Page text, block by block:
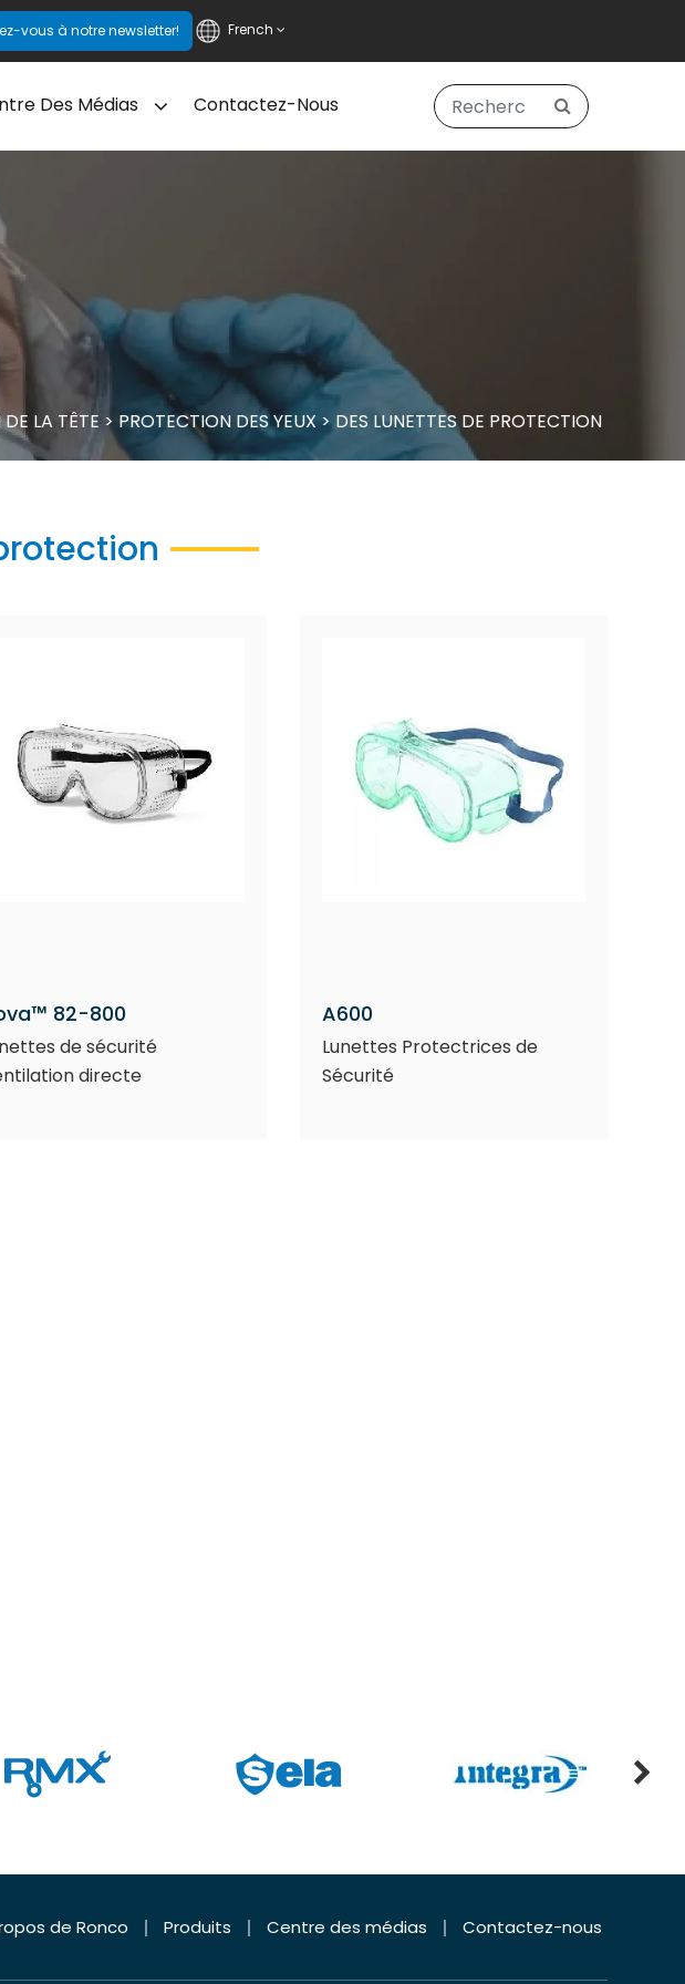
vous à notre newsletter! French
Des Médias Contactez-Nous
LA TÊTE > PROTECTION DES YEUX > DES LUNETTES DE PROTECTION
82-800
de sécurité
directe
A600
Lunettes Protectrices de
Sécurité
de Ronco Produits Centre des médias Contactez-nous